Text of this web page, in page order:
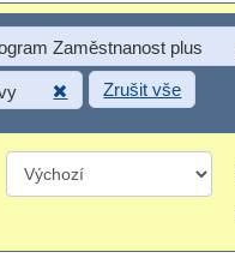
Zaměstnanost plus
Zrušit vše